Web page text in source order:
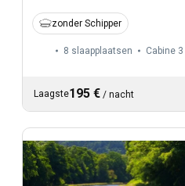
zonder Schipper
8 slaapplaatsen Cabine 3
Laagste195 € / nacht